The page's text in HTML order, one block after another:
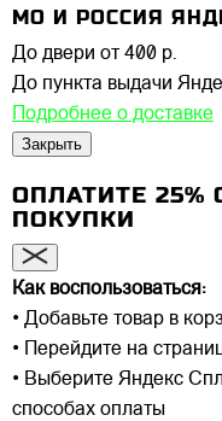
МО И РОССИЯ
До двери от 400 р.
До пункта выдачи
Подробнее о доставке
Закрыть
ОПЛАТИТЕ 25%
ПОКУПКИ
Как воспользоваться:
• Добавьте товар в
• Перейдите на
• Выберите Яндекс
способах оплаты